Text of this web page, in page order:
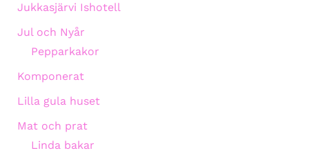
Jukkasjärvi Ishotell
Jul och Nyår
Pepparkakor
Komponerat
Lilla gula huset
Mat och prat
Linda bakar